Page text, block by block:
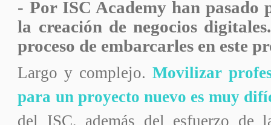
- Por ISC Academy han pasado
la creación de negocios
proceso de embarcarles en este
Largo y complejo.Movilizar
para un proyecto nuevo es muy
del ISC, además del esfuerzo de